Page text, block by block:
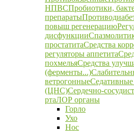
НПВСПробиотики,
препараты
повыш регенерацию
дисфункции
простатитаСредства
регуляторы аппетита
похмельяСредства
(ферменты...)
ветрогонные
(ЦНС)Сердечно-
ртаЛОР органы
Горло
Ухо
Нос